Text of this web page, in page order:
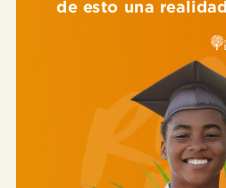
de esto una realidad